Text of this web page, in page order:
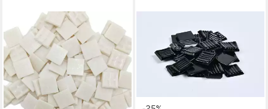
ARMENA
Mosaikfliesen
Glasmosaikfliesen Bastel
Mosaiksteine 2cm(900g) für
Deko & Handarbeit, weiss
9,90 € 15,90 €
Mosaikfliesen Mosaikfliesen
Glasmosaik Bastelmaterial
Mosaik DIY Wandfliesen
260g, schwarz